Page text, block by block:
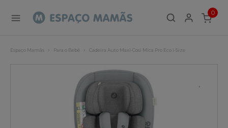
0
ITEMS
Espaço Mamãs Para o Bebé Cadeira Auto Maxi-Cosi Mica Pro Eco i-Size